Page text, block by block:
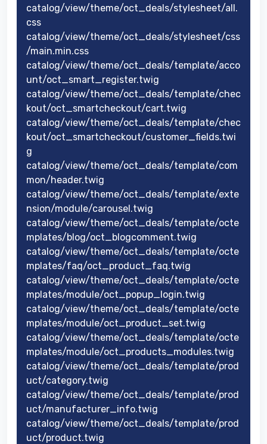
catalog/view/theme/oct_deals/stylesheet/all.
css
catalog/view/theme/oct_deals/stylesheet/css
/main.min.css
catalog/view/theme/oct_deals/template/acco
unt/oct_smart_register.twig
catalog/view/theme/oct_deals/template/chec
kout/oct_smartcheckout/cart.twig
catalog/view/theme/oct_deals/template/chec
kout/oct_smartcheckout/customer_fields.twi
g
catalog/view/theme/oct_deals/template/com
mon/header.twig
catalog/view/theme/oct_deals/template/exte
nsion/module/carousel.twig
catalog/view/theme/oct_deals/template/octe
mplates/blog/oct_blogcomment.twig
catalog/view/theme/oct_deals/template/octe
mplates/faq/oct_product_faq.twig
catalog/view/theme/oct_deals/template/octe
mplates/module/oct_popup_login.twig
catalog/view/theme/oct_deals/template/octe
mplates/module/oct_product_set.twig
catalog/view/theme/oct_deals/template/octe
mplates/module/oct_products_modules.twig
catalog/view/theme/oct_deals/template/prod
uct/category.twig
catalog/view/theme/oct_deals/template/prod
uct/manufacturer_info.twig
catalog/view/theme/oct_deals/template/prod
uct/product.twig